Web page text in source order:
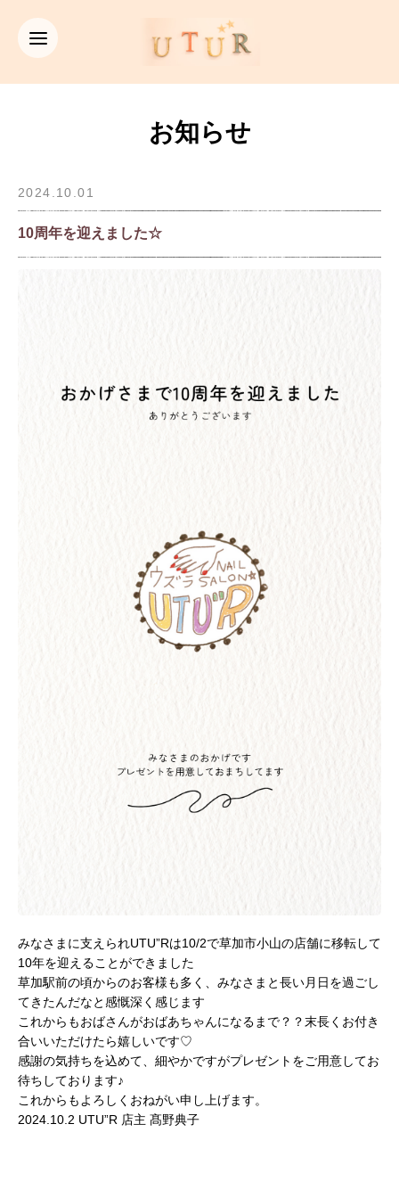
お知らせ
2024.10.01
10周年を迎えました☆
みなさまに支えられUTU”Rは10/2で草加市小山の店舗に移転して
10年を迎えることができました
草加駅前の頃からのお客様も多く、みなさまと長い月日を過ごし
てきたんだなと感慨深く感じます
これからもおばさんがおばあちゃんになるまで？？末長くお付き
合いいただけたら嬉しいです♡
感謝の気持ちを込めて、細やかですがプレゼントをご用意してお
待ちしております♪
これからもよろしくおねがい申し上げます。
2024.10.2 UTU”R 店主 髙野典子